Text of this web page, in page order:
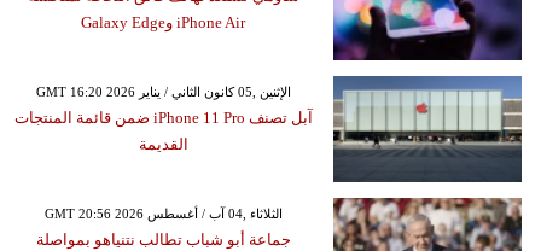
iPhone Air وGalaxy Edge
GMT 16:20 2026 الإثنين ,05 كانون الثاني / يناير
آبل تصنف iPhone 11 Pro ضمن قائمة المنتجات
القديمة
GMT 20:56 2026 الثلاثاء ,04 آب / أغسطس
جماعة أبو شباب تطالب نتنياهو بمواصلة